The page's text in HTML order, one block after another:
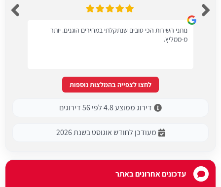
נותני השירות הכי טובים שנתקלתי במחירים הוגנים. יותר
מ-ממליץ.
לחצו לצפייה בהמלצות נוספות
דירוג ממוצע 4.8 לפי 56 דירוגים
מעודכן לחודש אוגוסט בשנת 2026
עדכונים אחרונים באתר